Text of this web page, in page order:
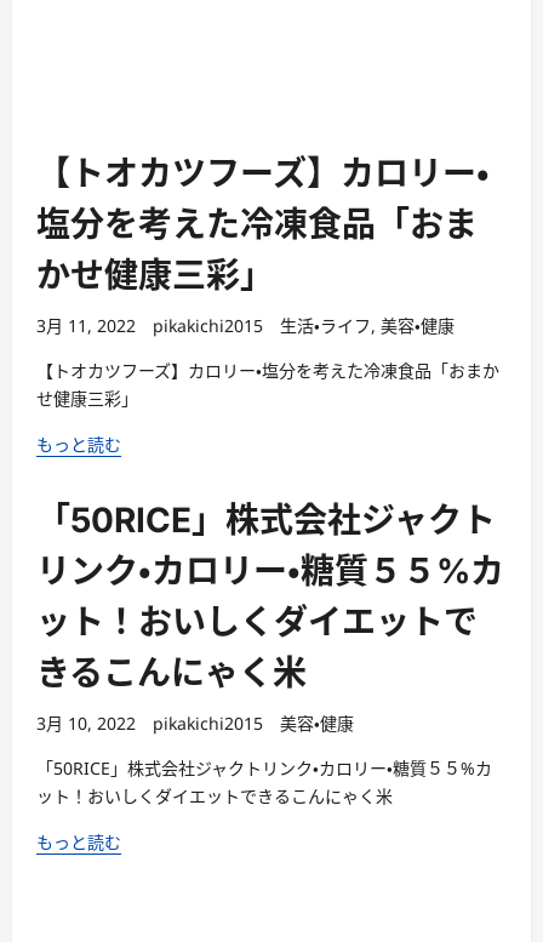
【トオカツフーズ】カロリー・
塩分を考えた冷凍食品「おま
かせ健康三彩」
3月 11, 2022 pikakichi2015 生活・ライフ, 美容・健康
【トオカツフーズ】カロリー・塩分を考えた冷凍食品「おまか
せ健康三彩」
もっと読む
「50RICE」株式会社ジャクト
リンク・カロリー・糖質５５%カ
ット！おいしくダイエットで
きるこんにゃく米
3月 10, 2022 pikakichi2015
美容・健康
「50RICE」株式会社ジャクトリンク・カロリー・糖質５５%カ
ット！おいしくダイエットできるこんにゃく米
もっと読む